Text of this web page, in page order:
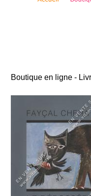
Boutique en ligne -